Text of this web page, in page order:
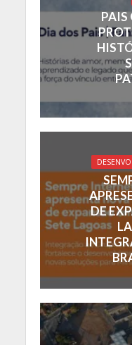
PAIS
DE